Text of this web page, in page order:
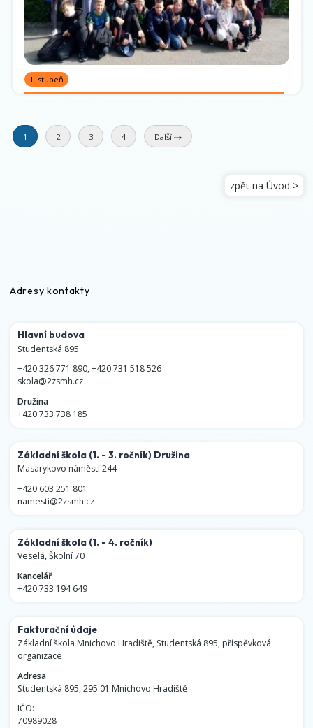
1. stupeň
1 2 3 4 Další
zpět na Úvod >
Adresy kontakty
Hlavní budova
Studentská 895
+420 326 771 890,+420 731 518 526
skola@2zsmh.cz
Družina
+420 733 738 185
Základní škola (1. - 3. ročník) Družina
Masarykovo náměstí 244
+420 603 251 801
namesti@2zsmh.cz
Základní škola (1. - 4. ročník)
Veselá, Školní 70
Kancelář
+420 733 194 649
Fakturační údaje
Základní škola Mnichovo Hradiště, Studentská 895, příspěvková
organizace
Adresa
Studentská 895, 295 01 Mnichovo Hradiště
IČO:
70989028